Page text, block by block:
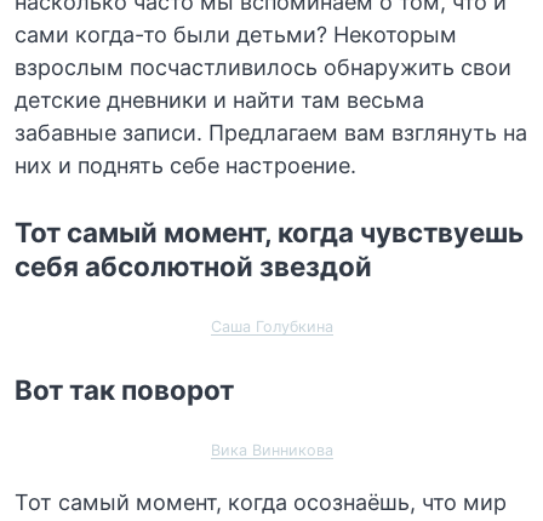
сами когда-то были детьми? Некоторым
взрослым посчастливилось обнаружить свои
детские дневники и найти там весьма
забавные записи. Предлагаем вам взглянуть на
них и поднять себе настроение.
Тот самый момент, когда чувствуешь
себя абсолютной звездой
Саша Голубкина
Вот так поворот
Вика Винникова
Тот самый момент, когда осознаёшь, что мир